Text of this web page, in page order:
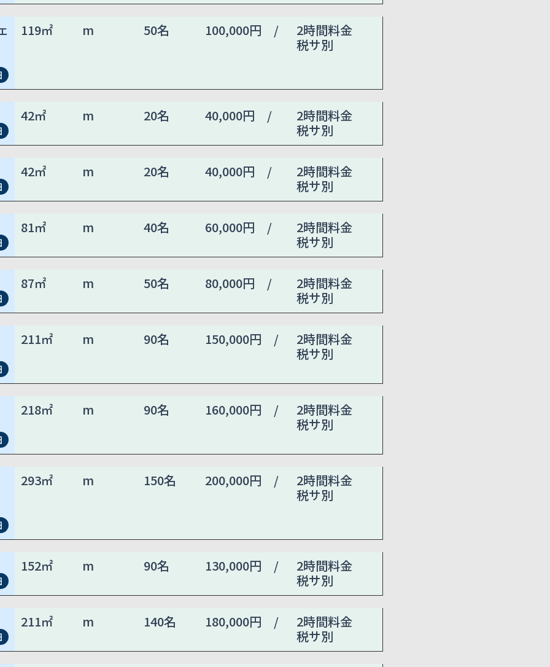
119㎡ m 50名 100,000円 /
2時間料金
税サ別
42㎡ m 20名 40,000円 /
2時間料金
税サ別
42㎡ m 20名 40,000円 /
2時間料金
税サ別
81㎡ m 40名 60,000円 /
2時間料金
税サ別
87㎡ m 50名 80,000円 /
2時間料金
税サ別
211㎡ m 90名 150,000円 /
2時間料金
税サ別
218㎡ m 90名 160,000円 /
2時間料金
税サ別
293㎡ m 150名 200,000円 /
2時間料金
税サ別
152㎡ m 90名 130,000円 /
2時間料金
税サ別
211㎡ m 140名 180,000円 /
2時間料金
税サ別